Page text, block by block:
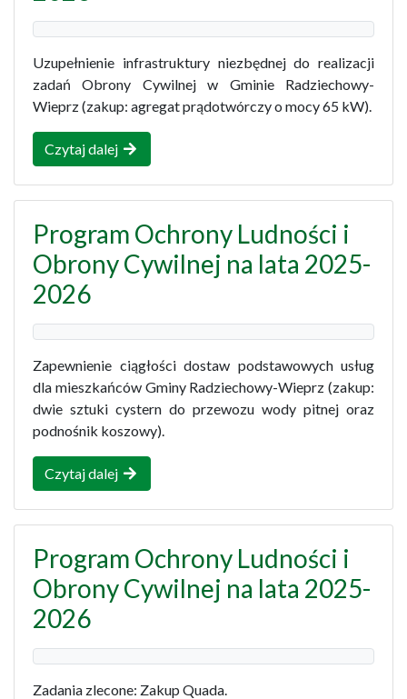
Uzupełnienie infrastruktury niezbędnej do realizacji
zadań Obrony Cywilnej w Gminie Radziechowy-
Wieprz (zakup: agregat prądotwórczy o mocy 65 kW).
Czytaj dalej
Program Ochrony Ludności i
Obrony Cywilnej na lata 2025-
2026
Zapewnienie ciągłości dostaw podstawowych usług
dla mieszkańców Gminy Radziechowy-Wieprz (zakup:
dwie sztuki cystern do przewozu wody pitnej oraz
podnośnik koszowy).
Czytaj dalej
Program Ochrony Ludności i
Obrony Cywilnej na lata 2025-
2026
Zadania zlecone: Zakup Quada.